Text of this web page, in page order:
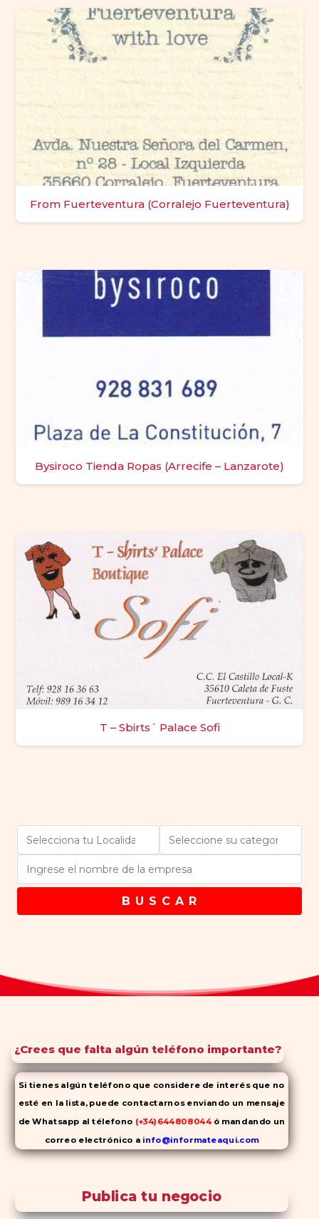
From Fuerteventura (Corralejo Fuerteventura)
Bysiroco Tienda Ropas (Arrecife – Lanzarote)
T – Sbirts´ Palace Sofi
B U S C A R
¿Crees que falta algún teléfono importante?
Si tienes algún teléfono que considere de interés que no
esté en la lista, puede contactarnos enviando un mensaje
de Whatsapp al télefono (+34)644808044 ó mandando un
correo electrónico a info@informateaqui.com
Mientras que antes la decisión de elegir un inhibidor de la
cambio de los tiempos ha permitido la producción de alternativas
genéricas tanto a Cialis como aViagra sin receta(tadalafilo y
Publica tu negocio